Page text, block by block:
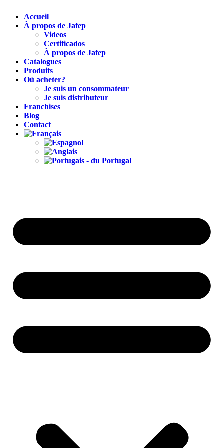
Accueil
À propos de Jafep
Videos
Certificados
À propos de Jafep
Catalogues
Produits
Où acheter?
Je suis un consommateur
Je suis distributeur
Franchises
Blog
Contact